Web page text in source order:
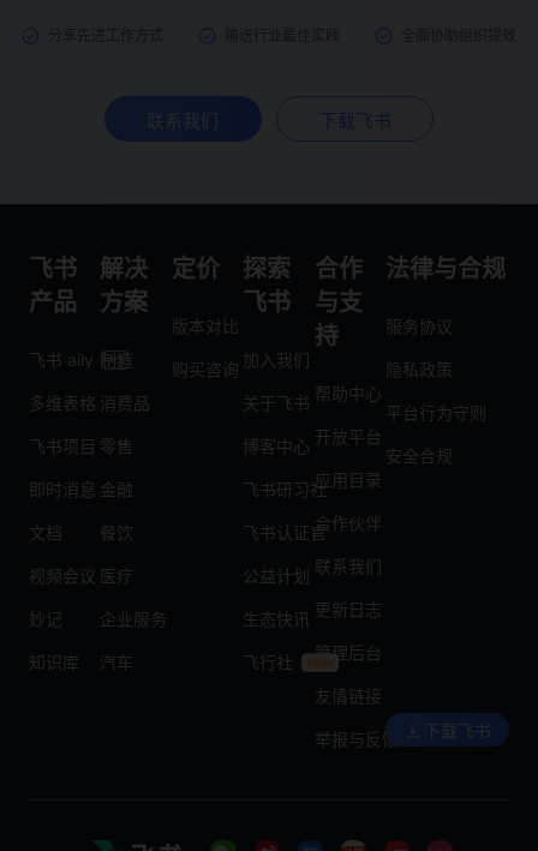
联系我们 下载飞书
飞书
产品
飞书 aily
多维表格
飞书项目
即时消息
文档
视频会议
妙记
知识库
解决
方案
制造
消费品
零售
金融
餐饮
医疗
企业服务
汽车
定价
版本对比
购买咨询
探索
飞书
加入我们
关于飞书
博客中心
飞书研习社
飞书认证官
公益计划
生态快讯
飞行社
合作
与支
持
帮助中心
开放平台
应用目录
合作伙伴
联系我们
更新日志
管理后台
友情链接
举报与反馈
法律与合规
服务协议
隐私政策
平台行为守则
安全合规
下载飞书